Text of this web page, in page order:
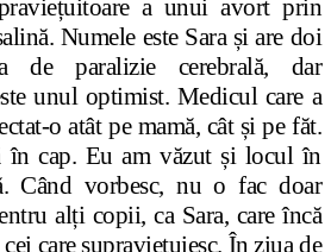
a unui avort prin
Numele este Sara și are doi
paralizie cerebrală, dar
unul optimist. Medicul care a
o atât pe mamă, cât și pe făt.
în cap. Eu am văzut și locul în
Când vorbesc, nu o fac doar
alți copii, ca Sara, care încă
care supraviețuiesc. În ziua de